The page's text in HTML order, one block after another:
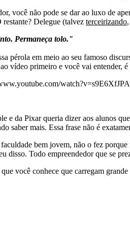
você não pode se dar ao luxo de
restante? Delegue (talvez terceirizando
Permaneça tolo."
pérola em meio ao seu famoso
vídeo primeiro e você vai entender,
e da Pixar queria dizer aos alunos
saber mais. Essa frase não é
bem jovem, não o fez
disso. Todo empreendedor que se
você conhece que carregam